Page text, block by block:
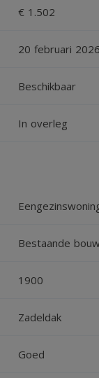
ook zeer
en biedt
€ 1.502
20 februari 2026
Beschikbaar
In overleg
Bestaande
1900
Zadeldak
Goed